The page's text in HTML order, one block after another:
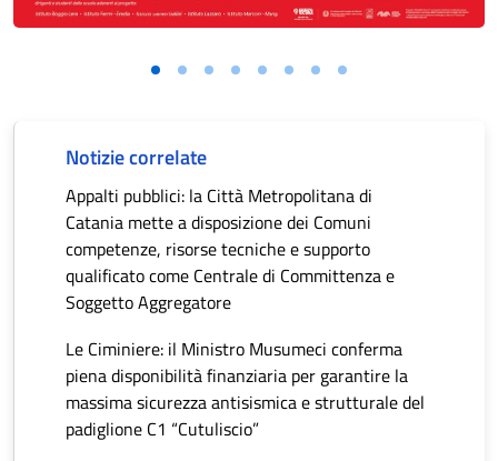
Notizie correlate
Appalti pubblici: la Città Metropolitana di
Catania mette a disposizione dei Comuni
competenze, risorse tecniche e supporto
qualificato come Centrale di Committenza e
Soggetto Aggregatore
Le Ciminiere: il Ministro Musumeci conferma
piena disponibilità finanziaria per garantire la
massima sicurezza antisismica e strutturale del
padiglione C1 “Cutuliscio”